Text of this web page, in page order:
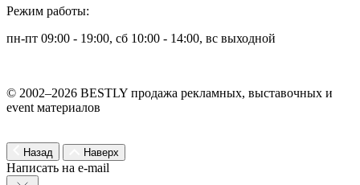
Режим работы:
пн-пт 09:00 - 19:00, сб 10:00 - 14:00, вс выходной
© 2002–2026 BESTLY продажа рекламных, выставочных и
event материалов
Назад Наверх
Написать на e-mail